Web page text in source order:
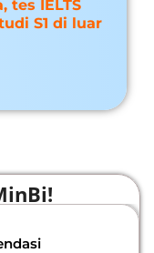
tes IELTS
S1 di luar